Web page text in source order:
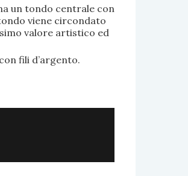
un tondo centrale con
viene circondato
valore artistico ed
fili d’argento.